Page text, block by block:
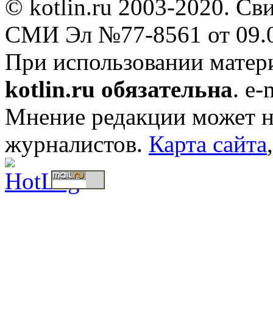
© kotlin.ru 2003-2020.
СМИ Эл №77-8561 от
При использовании
kotlin.ru обязательна. e-
Мнение редакции может
журналистов. Карта сайта